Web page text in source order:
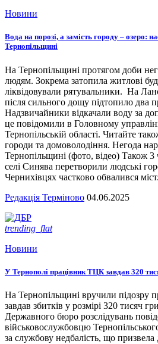
Новини
Вода на порозі, а замість городу – озеро:
Тернопільщині
На Тернопільщині протягом доби
людям. Зокрема затопила житлові
ліквідовували рятувальники. На
після сильного дощу підтопило два
Надзвичайники відкачали воду за
це повідомили в Головному
Тернопільській області. Читайте
городи та домоволодіння. Негода
Тернопільщині (фото, відео) Також 3
селі Синява перетворили людські
Чернихівцях частково обвалився міст.
Редакція Терміново 04.06.2025
trending_flat
Новини
У Тернополі працівник ТЦК завдав 320
На Тернопільщині вручили підозру
завдав збитків у розмірі 320 тисяч
Державного бюро розслідувань
військовослужбовцю
за службову недбалість, що призвела